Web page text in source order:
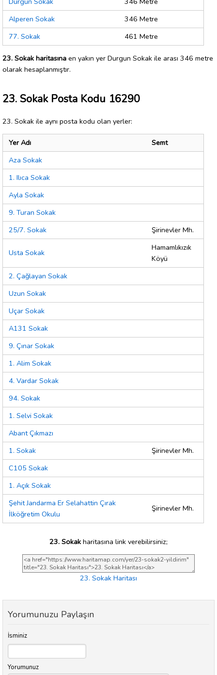
Alperen Sokak
346 Metre
77. Sokak
461 Metre
23. Sokak haritasına en yakın yer Durgun Sokak ile arası 346 metre
olarak hesaplanmıştır.
23. Sokak Posta Kodu 16290
23. Sokak ile aynı posta kodu olan yerler:
Yer Adı
Semt
Aza Sokak
1. Ilıca Sokak
Ayla Sokak
9. Turan Sokak
25/7. Sokak
Şirinevler Mh.
Usta Sokak
Hamamlıkızık
Köyü
2. Çağlayan Sokak
Uzun Sokak
Uçar Sokak
A131 Sokak
9. Çınar Sokak
1. Alim Sokak
4. Vardar Sokak
94. Sokak
1. Selvi Sokak
Abant Çıkmazı
1. Sokak
Şirinevler Mh.
C105 Sokak
1. Açık Sokak
Şehit Jandarma Er Selahattin Çırak
İlköğretim Okulu
Şirinevler Mh.
23. Sokak haritasına link verebilirsiniz;
23. Sokak Haritası
Yorumunuzu Paylaşın
İsminiz
Yorumunuz